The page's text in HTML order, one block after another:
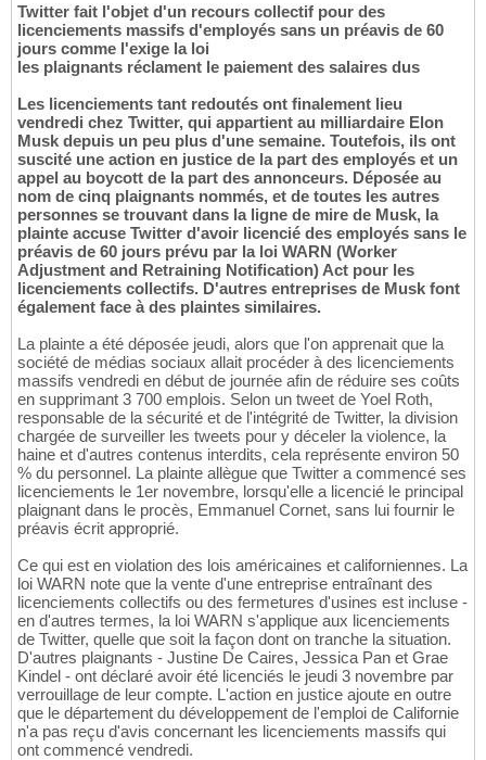
Twitter fait l'objet d'un recours collectif pour des
licenciements massifs d'employés sans un préavis de 60
jours comme l'exige la loi
les plaignants réclament le paiement des salaires dus
Les licenciements tant redoutés ont finalement lieu
vendredi chez Twitter, qui appartient au milliardaire Elon
Musk depuis un peu plus d'une semaine. Toutefois, ils ont
suscité une action en justice de la part des employés et un
appel au boycott de la part des annonceurs. Déposée au
nom de cinq plaignants nommés, et de toutes les autres
personnes se trouvant dans la ligne de mire de Musk, la
plainte accuse Twitter d'avoir licencié des employés sans le
préavis de 60 jours prévu par la loi WARN (Worker
Adjustment and Retraining Notification) Act pour les
licenciements collectifs. D'autres entreprises de Musk font
également face à des plaintes similaires.
La plainte a été déposée jeudi, alors que l'on apprenait que la
société de médias sociaux allait procéder à des licenciements
massifs vendredi en début de journée afin de réduire ses coûts
en supprimant 3 700 emplois. Selon un tweet de Yoel Roth,
responsable de la sécurité et de l'intégrité de Twitter, la division
chargée de surveiller les tweets pour y déceler la violence, la
haine et d'autres contenus interdits, cela représente environ 50
% du personnel. La plainte allègue que Twitter a commencé ses
licenciements le 1er novembre, lorsqu'elle a licencié le principal
plaignant dans le procès, Emmanuel Cornet, sans lui fournir le
préavis écrit approprié.
Ce qui est en violation des lois américaines et californiennes. La
loi WARN note que la vente d'une entreprise entraînant des
licenciements collectifs ou des fermetures d'usines est incluse -
en d'autres termes, la loi WARN s'applique aux licenciements
de Twitter, quelle que soit la façon dont on tranche la situation.
D'autres plaignants - Justine De Caires, Jessica Pan et Grae
Kindel - ont déclaré avoir été licenciés le jeudi 3 novembre par
verrouillage de leur compte. L'action en justice ajoute en outre
que le département du développement de l'emploi de Californie
n'a pas reçu d'avis concernant les licenciements massifs qui
ont commencé vendredi.